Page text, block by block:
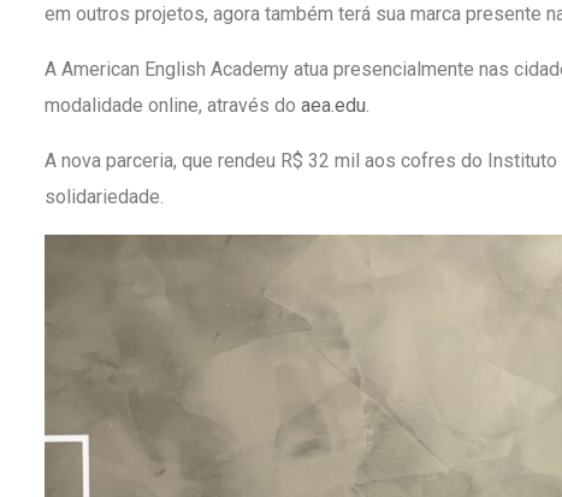
em outros projetos, agora também terá sua marca presente
A American English Academy atua presencialmente nas
modalidade online, através do aea.edu.
A nova parceria, que rendeu R$ 32 mil aos cofres do
solidariedade.